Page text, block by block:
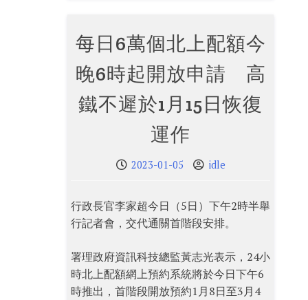
每日6萬個北上配額今
晚6時起開放申請 高
鐵不遲於1月15日恢復
運作
2023-01-05 idle
行政長官李家超今日（5日）下午2時半舉
行記者會，交代通關首階段安排。
署理政府資訊科技總監黃志光表示，24小
時北上配額網上預約系統將於今日下午6
時推出，首階段開放預約1月8日至3月4